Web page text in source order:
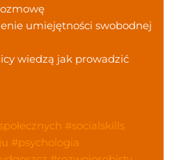
umiejętności swobodnej
wiedzą jak prowadzić
#socialskills
#psychologia